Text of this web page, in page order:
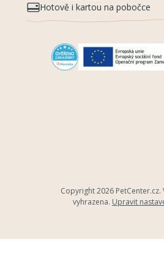
Hotově i kartou na pobočce
Copyright 2026 PetCenter.cz.
vyhrazena. Upravit